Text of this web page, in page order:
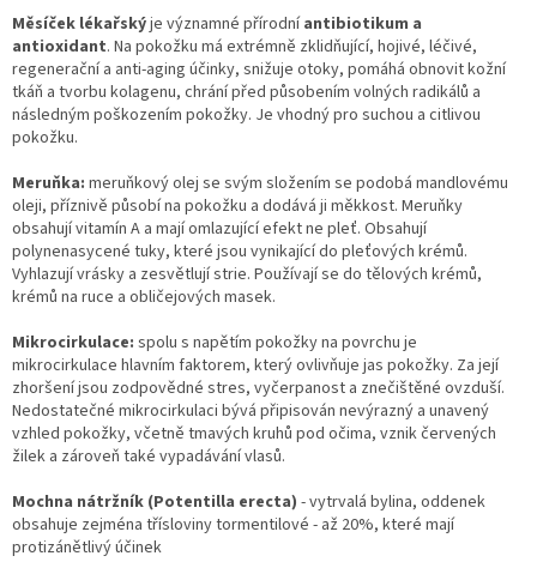
Měsíček lékařskýje významné přírodníantibiotikum a
antioxidant. Na pokožku má extrémně zklidňující, hojivé, léčivé,
regenerační a anti-aging účinky, snižuje otoky, pomáhá obnovit kožní
tkáň a tvorbu kolagenu, chrání před působením volných radikálů a
následným poškozením pokožky. Je vhodný pro suchou a citlivou
pokožku.
Meruňka: meruňkový olej se svým složením se podobá mandlovému
oleji, příznivě působí na pokožku a dodává ji měkkost. Meruňky
obsahují vitamín A a mají omlazující efekt ne pleť. Obsahují
polynenasycené tuky, které jsou vynikající do pleťových krémů.
Vyhlazují vrásky a zesvětlují strie. Používají se do tělových krémů,
krémů na ruce a obličejových masek.
Mikrocirkulace: spolu s napětím pokožky na povrchu je
mikrocirkulace hlavním faktorem, který ovlivňuje jas pokožky. Za její
zhoršení jsou zodpovědné stres, vyčerpanost a znečištěné ovzduší.
Nedostatečné mikrocirkulaci bývá připisován nevýrazný a unavený
vzhled pokožky, včetně tmavých kruhů pod očima, vznik červených
žilek a zároveň také vypadávání vlasů.
Mochna nátržník (Potentilla erecta) - vytrvalá bylina, oddenek
obsahuje zejména třísloviny tormentilové - až 20%, které mají
protizánětlivý účinek